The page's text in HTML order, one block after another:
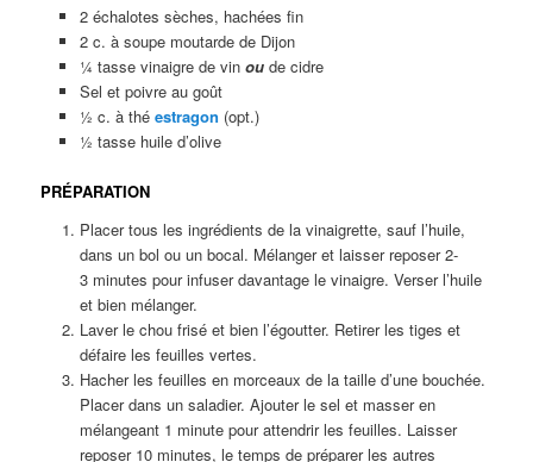
2 échalotes sèches, hachées fin
2 c. à soupe moutarde de Dijon
¼ tasse vinaigre de vin oude cidre
Sel et poivre au goût
½ c. à thé estragon (opt.)
½ tasse huile d’olive
PRÉPARATION
Placer tous les ingrédients de la vinaigrette, sauf l’huile,
dans un bol ou un bocal. Mélanger et laisser reposer 2-
3 minutes pour infuser davantage le vinaigre. Verser l’huile
et bien mélanger.
Laver le chou frisé et bien l’égoutter. Retirer les tiges et
défaire les feuilles vertes.
Hacher les feuilles en morceaux de la taille d’une bouchée.
Placer dans un saladier. Ajouter le sel et masser en
mélangeant 1 minute pour attendrir les feuilles. Laisser
reposer 10 minutes, le temps de préparer les autres